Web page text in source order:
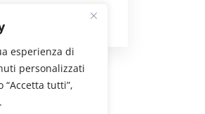
esperienza di
personalizzati
tutti”,